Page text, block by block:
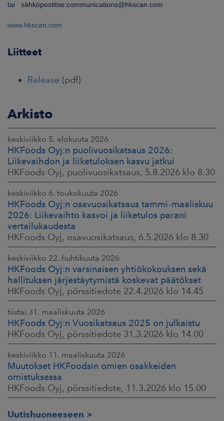
tai sähköpostitse:communications@hkscan.com
www.hkscan.com
Liitteet
Release (pdf)
Arkisto
keskiviikko 5. elokuuta 2026
HKFoods Oyj:n puolivuosikatsaus 2026:
Liikevaihdon ja liiketuloksen kasvu jatkui
HKFoods Oyj, puolivuosikatsaus, 5.8.2026 klo 8.30
keskiviikko 6. toukokuuta 2026
HKFoods Oyj:n osavuosikatsaus tammi–maaliskuu
2026: Liikevaihto kasvoi ja liiketulos parani
vertailukaudesta
HKFoods Oyj, osavuosikatsaus, 6.5.2026 klo 8.30
keskiviikko 22. huhtikuuta 2026
HKFoods Oyj:n varsinaisen yhtiökokouksen sekä
hallituksen järjestäytymistä koskevat päätökset
HKFoods Oyj, pörssitiedote 22.4.2026 klo 14.45
tiistai 31. maaliskuuta 2026
HKFoods Oyj:n Vuosikatsaus 2025 on julkaistu
HKFoods Oyj, pörssitiedote 31.3.2026 klo 14.00
keskiviikko 11. maaliskuuta 2026
Muutokset HKFoodsin omien osakkeiden
omistuksessa
HKFoods Oyj, pörssitiedote, 11.3.2026 klo 15.00
Uutishuoneeseen